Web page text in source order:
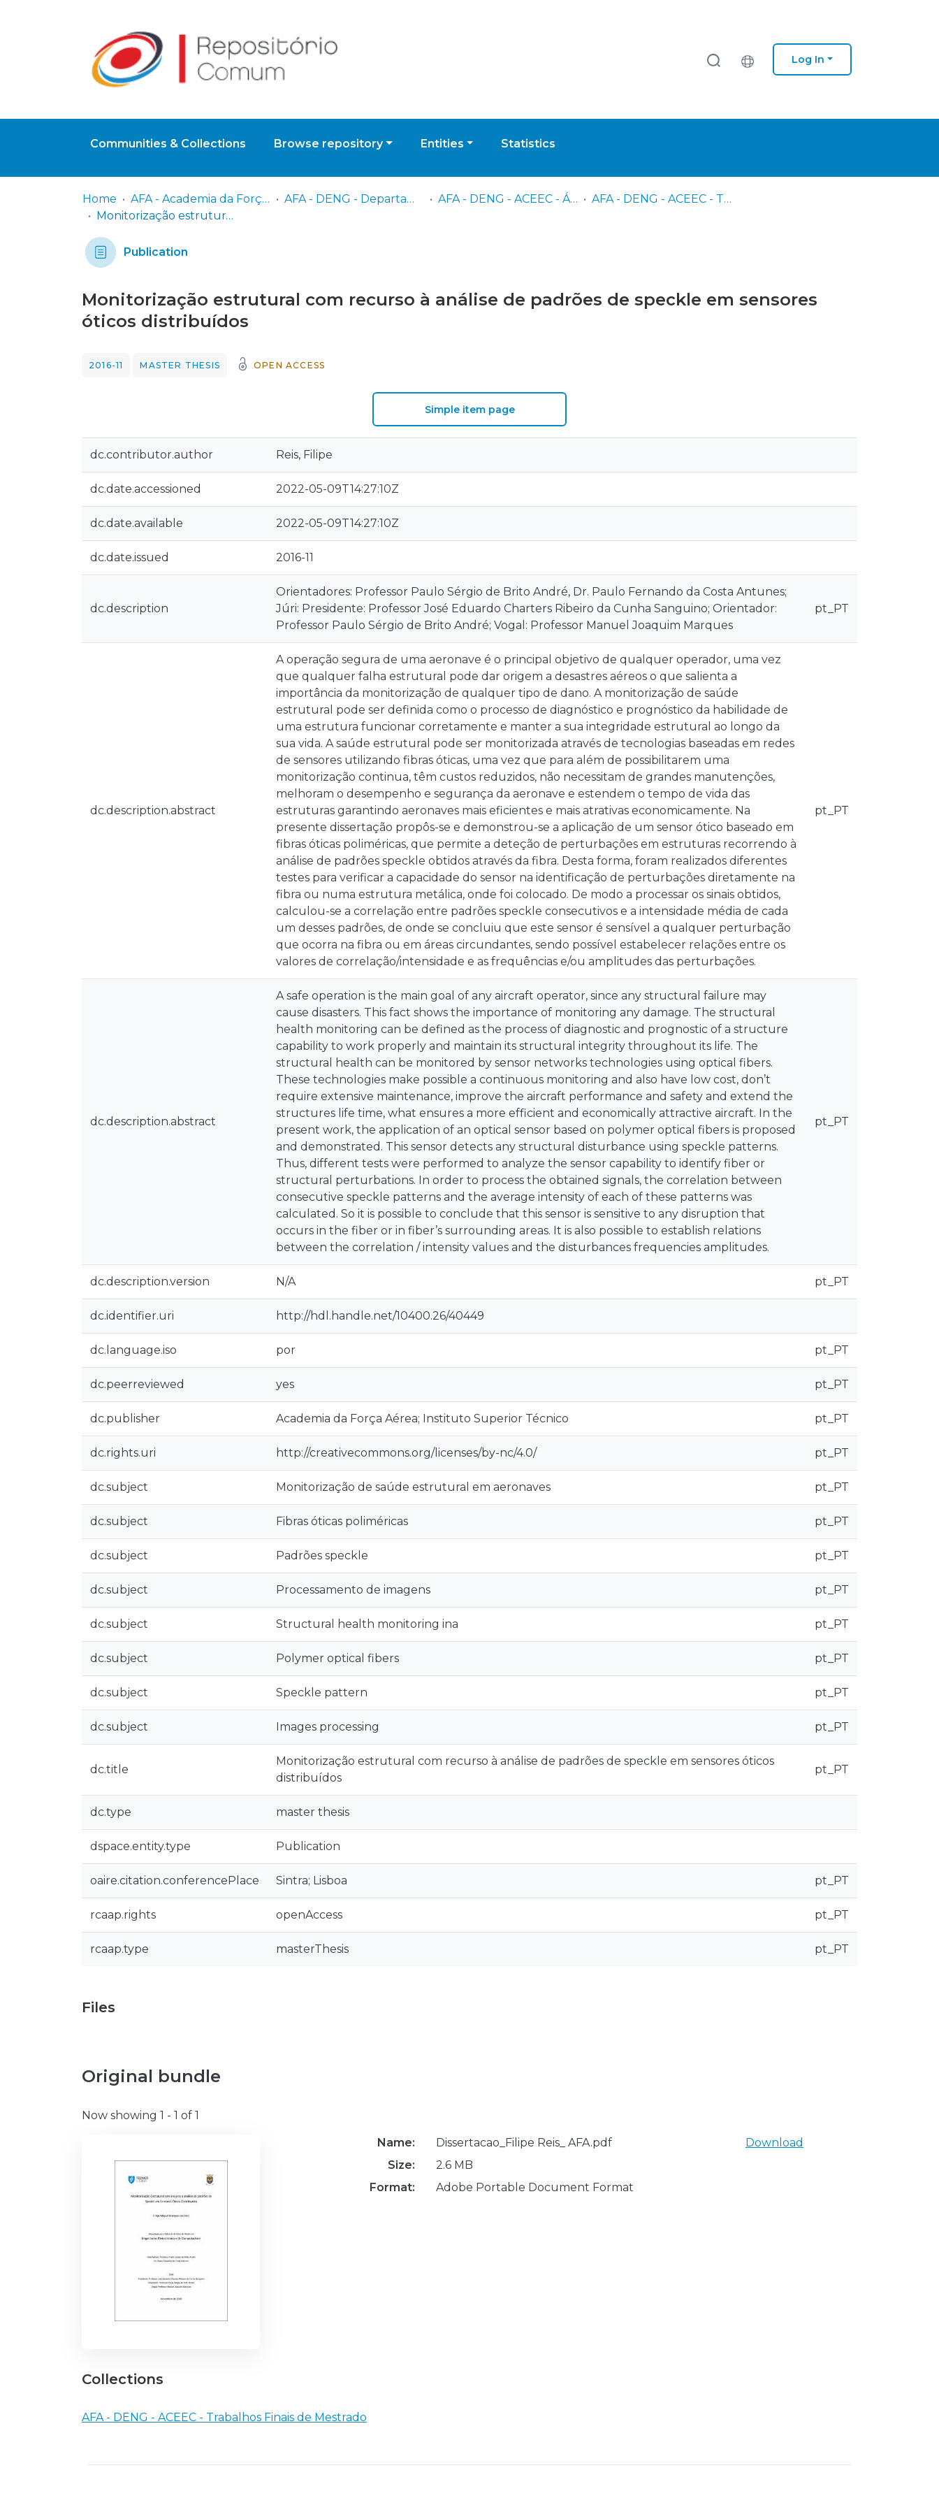
Log In
Communities & Collections Browse repository Entities Statistics
Home AFA - Academia da Força Aérea AFA - DENG - Departamento de Engenharia AFA - DENG - ACEEC - Área Científica de Engenharia Electrotécnica e Computadores
AFA - DENG - ACEEC - Trabalhos Finais de Mestrado
Monitorização estrutural com recurso à análise de padrões de speckle em sensores óticos distribuídos
Publication
Monitorização estrutural com recurso à análise de padrões de speckle em sensores
óticos distribuídos
2016-11 MASTER THESIS OPEN ACCESS
Simple item page
dc.contributor.author Reis, Filipe
dc.date.accessioned 2022-05-09T14:27:10Z
dc.date.available 2022-05-09T14:27:10Z
dc.date.issued 2016-11
dc.description
Orientadores: Professor Paulo Sérgio de Brito André, Dr. Paulo Fernando da Costa Antunes;
Júri: Presidente: Professor José Eduardo Charters Ribeiro da Cunha Sanguino; Orientador:
Professor Paulo Sérgio de Brito André; Vogal: Professor Manuel Joaquim Marques
pt_PT
dc.description.abstract
A operação segura de uma aeronave é o principal objetivo de qualquer operador, uma vez
que qualquer falha estrutural pode dar origem a desastres aéreos o que salienta a
importância da monitorização de qualquer tipo de dano. A monitorização de saúde
estrutural pode ser definida como o processo de diagnóstico e prognóstico da habilidade de
uma estrutura funcionar corretamente e manter a sua integridade estrutural ao longo da
sua vida. A saúde estrutural pode ser monitorizada através de tecnologias baseadas em redes
de sensores utilizando fibras óticas, uma vez que para além de possibilitarem uma
monitorização continua, têm custos reduzidos, não necessitam de grandes manutenções,
melhoram o desempenho e segurança da aeronave e estendem o tempo de vida das
estruturas garantindo aeronaves mais eficientes e mais atrativas economicamente. Na
presente dissertação propôs-se e demonstrou-se a aplicação de um sensor ótico baseado em
fibras óticas poliméricas, que permite a deteção de perturbações em estruturas recorrendo à
análise de padrões speckle obtidos através da fibra. Desta forma, foram realizados diferentes
testes para verificar a capacidade do sensor na identificação de perturbações diretamente na
fibra ou numa estrutura metálica, onde foi colocado. De modo a processar os sinais obtidos,
calculou-se a correlação entre padrões speckle consecutivos e a intensidade média de cada
um desses padrões, de onde se concluiu que este sensor é sensível a qualquer perturbação
que ocorra na fibra ou em áreas circundantes, sendo possível estabelecer relações entre os
valores de correlação/intensidade e as frequências e/ou amplitudes das perturbações.
pt_PT
dc.description.abstract
A safe operation is the main goal of any aircraft operator, since any structural failure may
cause disasters. This fact shows the importance of monitoring any damage. The structural
health monitoring can be defined as the process of diagnostic and prognostic of a structure
capability to work properly and maintain its structural integrity throughout its life. The
structural health can be monitored by sensor networks technologies using optical fibers.
These technologies make possible a continuous monitoring and also have low cost, don’t
require extensive maintenance, improve the aircraft performance and safety and extend the
structures life time, what ensures a more efficient and economically attractive aircraft. In the
present work, the application of an optical sensor based on polymer optical fibers is proposed
and demonstrated. This sensor detects any structural disturbance using speckle patterns.
Thus, different tests were performed to analyze the sensor capability to identify fiber or
structural perturbations. In order to process the obtained signals, the correlation between
consecutive speckle patterns and the average intensity of each of these patterns was
calculated. So it is possible to conclude that this sensor is sensitive to any disruption that
occurs in the fiber or in fiber’s surrounding areas. It is also possible to establish relations
between the correlation / intensity values and the disturbances frequencies amplitudes.
pt_PT
dc.description.version N/A pt_PT
dc.identifier.uri http://hdl.handle.net/10400.26/40449
dc.language.iso por pt_PT
dc.peerreviewed yes pt_PT
dc.publisher Academia da Força Aérea; Instituto Superior Técnico pt_PT
dc.rights.uri http://creativecommons.org/licenses/by-nc/4.0/ pt_PT
dc.subject Monitorização de saúde estrutural em aeronaves pt_PT
dc.subject Fibras óticas poliméricas pt_PT
dc.subject Padrões speckle pt_PT
dc.subject Processamento de imagens pt_PT
dc.subject Structural health monitoring ina pt_PT
dc.subject Polymer optical fibers pt_PT
dc.subject Speckle pattern pt_PT
dc.subject Images processing pt_PT
dc.title
Monitorização estrutural com recurso à análise de padrões de speckle em sensores óticos
distribuídos
pt_PT
dc.type master thesis
dspace.entity.type Publication
oaire.citation.conferencePlace Sintra; Lisboa pt_PT
rcaap.rights openAccess pt_PT
rcaap.type masterThesis pt_PT
Files
Original bundle
Now showing 1 - 1 of 1
Name:
Dissertacao_Filipe Reis_ AFA.pdf
Size:
2.6 MB
Format:
Adobe Portable Document Format
Download
Collections
AFA - DENG - ACEEC - Trabalhos Finais de Mestrado